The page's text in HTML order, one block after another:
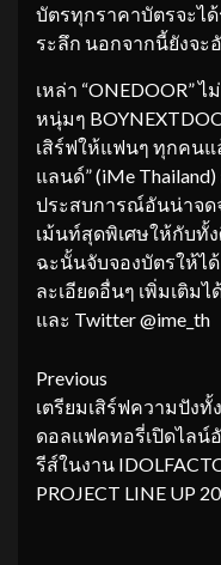
บัตรทุกราคาบัตรจะไ
ระลึก นอกจากนี้ยังจะ
เหล่า “ONEDOOR”
หนุ่มๆ
เสิร์ฟให้แฟนๆ ทุกคนแ
แลนด์” (iMe
ประสบการณ์อันน่าจด
เม้นท์สุดพิเศษให้กับทั้
ฉะนั้นจับจองบัตรให้ไ
ละเอียดอื่นๆ เพิ่มเติมไ
และ Twitter @ime_th
Continue
Reading
Previous
เตรียมเสิร์ฟความปังทั้
ดอลแฟคทอรี่เปิดไลน์
รีส์ในงาน
PROJECT LINE UP